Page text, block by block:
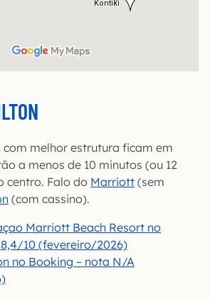
melhor estrutura ficam em
a menos de 10 minutos (ou 12
centro. Falo do Marriott (sem
(com cassino).
Marriott Beach Resort no
10 (fevereiro/2026)
no Booking – nota N/A